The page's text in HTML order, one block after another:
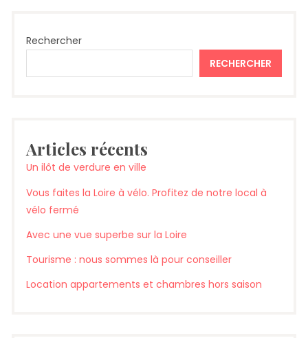
Rechercher
RECHERCHER
Articles récents
Un ilôt de verdure en ville
Vous faites la Loire à vélo. Profitez de notre local à
vélo fermé
Avec une vue superbe sur la Loire
Tourisme : nous sommes là pour conseiller
Location appartements et chambres hors saison